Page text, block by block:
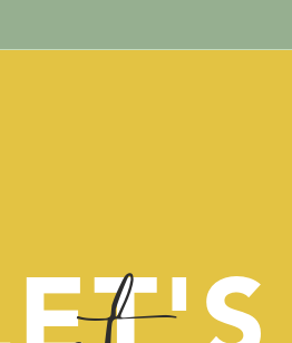
loslaten, hoort daar ook
of positieve mensen zijn
zijn de mensen die
ondanks